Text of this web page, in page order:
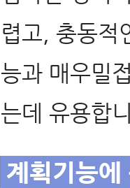
렵고, 충동적
능과 매우밀
는데 유용합
계획기능